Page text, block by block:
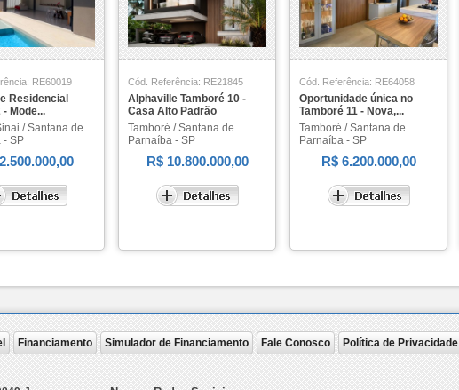
RE60019
Residencial
- Mode...
/ Santana de
- SP
Cód. Referência: RE21845
Alphaville Tamboré 10 -
Casa Alto Padrão
Tamboré / Santana de
Parnaíba - SP
R$ 10.800.000,00
Cód. Referência: RE64058
Oportunidade única no
Tamboré 11 - Nova,...
Tamboré / Santana de
Parnaíba - SP
R$ 6.200.000,00
Financiamento Simulador de Financiamento Fale Conosco Política de Privacidade